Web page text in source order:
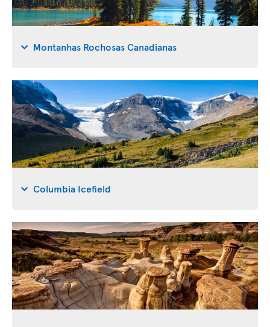
Montanhas Rochosas Canadianas
Columbia Icefield